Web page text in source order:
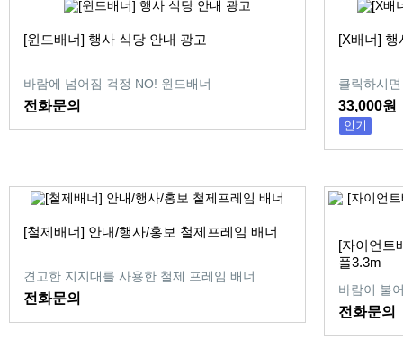
[윈드배너] 행사 식당 안내 광고
바람에 넘어짐 걱정 NO! 윈드배너
전화문의
[X배너] 행
클릭하시
33,000원
인기
[철제배너] 안내/행사/홍보 철제프레임 배너
견고한 지지대를 사용한 철제 프레임 배너
전화문의
[자이언트
폴3.3m
바람이 불
전화문의